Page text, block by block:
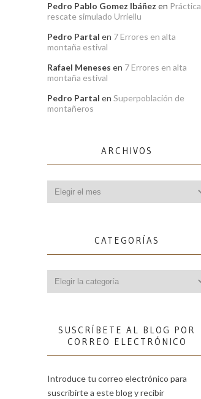
Pedro Pablo Gomez Ibáñez en Práctica
rescate simulado Urriellu
Pedro Partal en 7 Errores en alta
montaña estival
Rafael Meneses en 7 Errores en alta
montaña estival
Pedro Partal en Superpoblación de
montañeros
ARCHIVOS
CATEGORÍAS
SUSCRÍBETE AL BLOG POR
CORREO ELECTRÓNICO
Introduce tu correo electrónico para
suscribirte a este blog y recibir